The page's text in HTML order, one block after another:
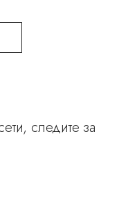
следите за